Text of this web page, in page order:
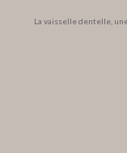
La vaisselle dentelle,